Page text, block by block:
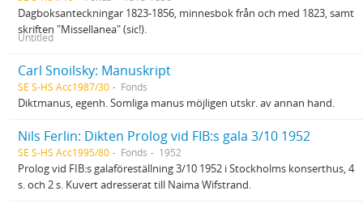
Dagboksanteckningar 1823-1856, minnesbok från och med 1823, samt
skriften "Missellanea" (sic!).
Untitled
Carl Snoilsky: Manuskript
SE S-HS Acc1987/30 Fonds
Diktmanus, egenh. Somliga manus möjligen utskr. av annan hand.
Nils Ferlin: Dikten Prolog vid FIB:s gala 3/10 1952
SE S-HS Acc1995/80 Fonds 1952
Prolog vid FIB:s galaföreställning 3/10 1952 i Stockholms konserthus, 4
s. och 2 s. Kuvert adresserat till Naima Wifstrand.